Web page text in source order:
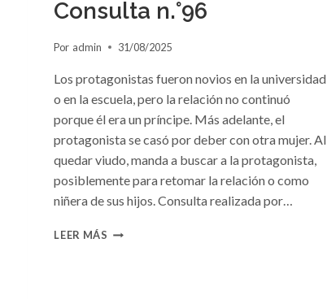
Consulta n.°96
Por admin 31/08/2025
Los protagonistas fueron novios en la universidad
o en la escuela, pero la relación no continuó
porque él era un príncipe. Más adelante, el
protagonista se casó por deber con otra mujer. Al
quedar viudo, manda a buscar a la protagonista,
posiblemente para retomar la relación o como
niñera de sus hijos. Consulta realizada por…
LEER MÁS CONSULTA